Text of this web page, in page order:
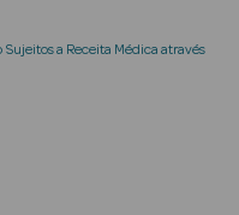
a Receita Médica através